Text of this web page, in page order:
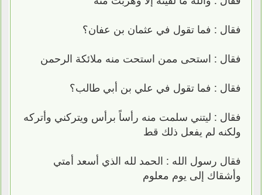
فقال : فما تقول في عثمان بن عفان؟
فقال : استحى ممن استحت منه ملائكة الرحمن
فقال : فما تقول في علي بن أبي طالب؟
فقال : ليتني سلمت منه رأساً برأس ويتركني وأتركه
ولكنه لم يفعل ذلك قط
فقال رسول الله : الحمد لله الذي أسعد أمتي
وأشقاك إلى يوم معلوم